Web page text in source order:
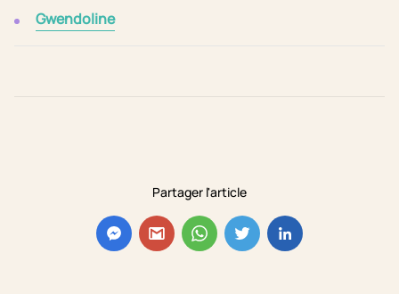
Partager l'article
Gwendoline